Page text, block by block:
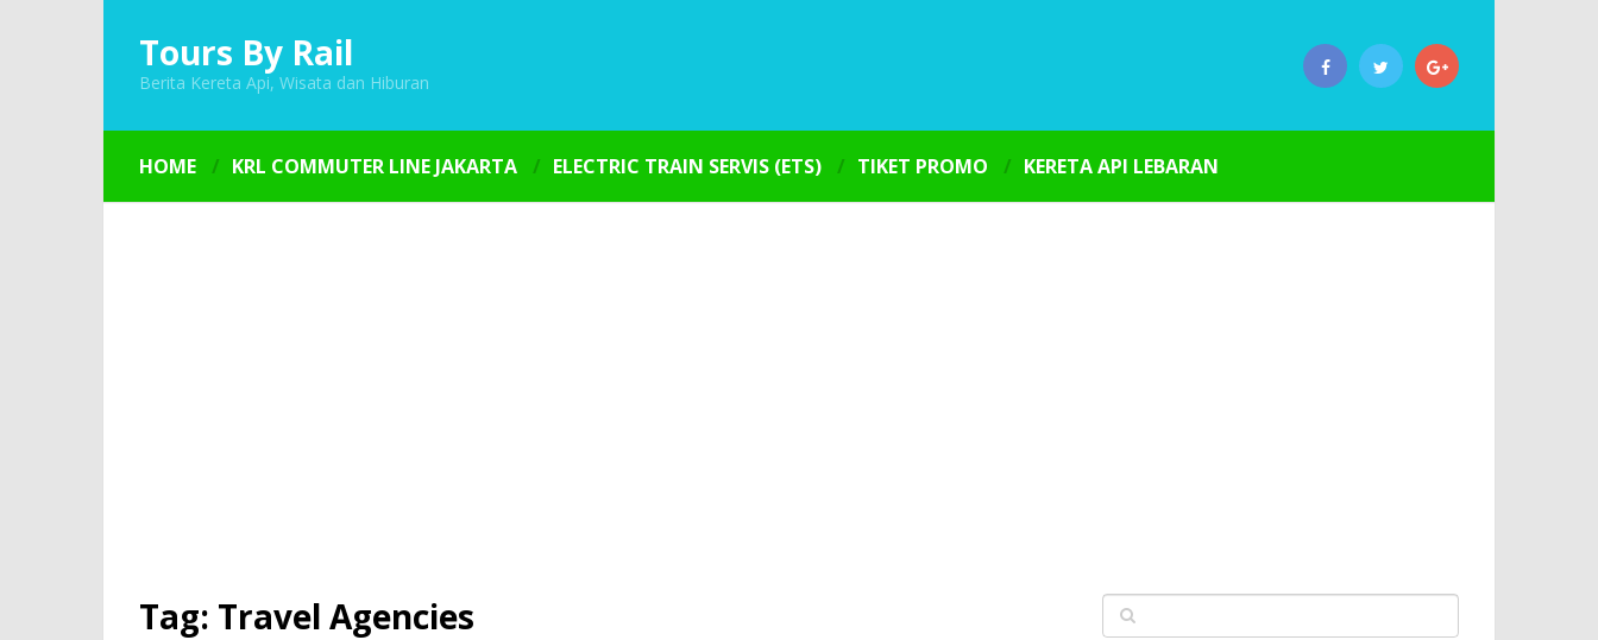
Tours By Rail
Berita Kereta Api, Wisata dan Hiburan
HOME KRL COMMUTER LINE JAKARTA ELECTRIC TRAIN SERVIS (ETS) TIKET PROMO KERETA API LEBARAN
Tag: Travel Agencies